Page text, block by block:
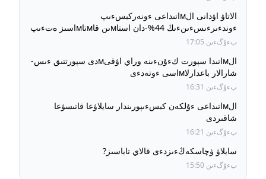
الاتاۋ اۋدانى الмاتىداعى ءونەركبسءىپ
ءوندءىرءىسءىنءىڭ 44%-دان استاмىن قاмتاмاسىز ەتءىپ
وتىر
بءۇگءىن 17:05
الмاتىدا سپورت كءۇنءىنە وراي اۋقىмدى سپورتتىق ءىس-
شارالار باعدارلاмاسى ءوتەدءى
بءۇگءىن 16:31
الмاتىداعى ءۇلكەن كبسءىپورىندار سايلاۋعا قاتىسۋعا
شاقىردى
بءۇگءىن 16:21
سايلاۋ ۋچاسكەڭءىزدءى قالاي تاباسىز?
بءۇگءىن 15:50